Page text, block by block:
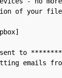
of your
sent to ********
emails